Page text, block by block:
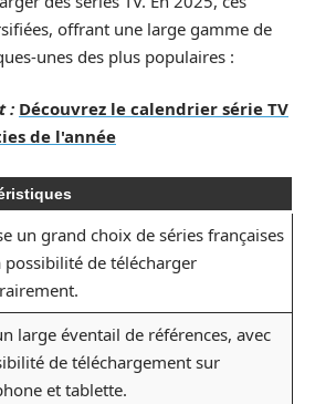
offrant une large gamme de
unes des plus populaires :
: Découvrez le calendrier série TV
de l'année
un grand choix de séries françaises
possibilité de télécharger
large éventail de références, avec
de téléchargement sur
et tablette.